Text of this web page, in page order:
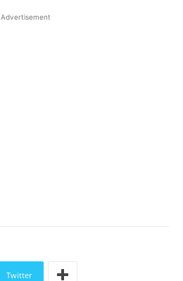
Advertisement
Twitter